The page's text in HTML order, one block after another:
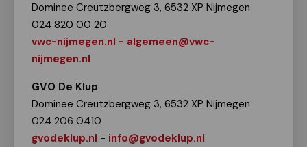
Dominee Creutzbergweg 3, 6532 XP Nijmegen
024 820 00 20
vwc-nijmegen.nl - algemeen@vwc-
nijmegen.nl
GVO De Klup
Dominee Creutzbergweg 3, 6532 XP Nijmegen
024 206 0410
gvodeklup.nl - info@gvodeklup.nl